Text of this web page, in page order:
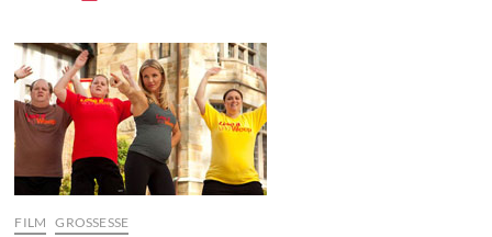
t-
on
faire
le
choix
devenir
parents
15
FILM GROSSESSE